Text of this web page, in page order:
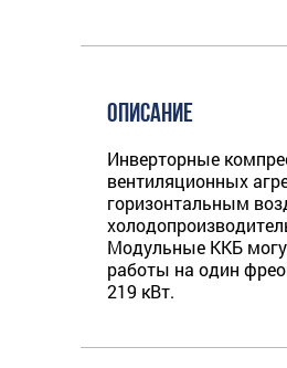
ОПИСАНИЕ
Инверторные
вентиляционных
горизонтальным
Модульные ККБ
работы на один
219 кВт.